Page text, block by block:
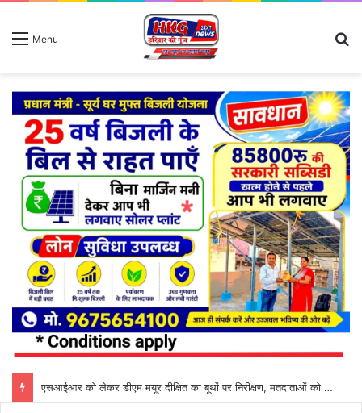
Menu
शिवभक्तों की सेवा करना ही सच्ची ईश्वरीय की सेवा: चौधरी सुभाष नंबरदार